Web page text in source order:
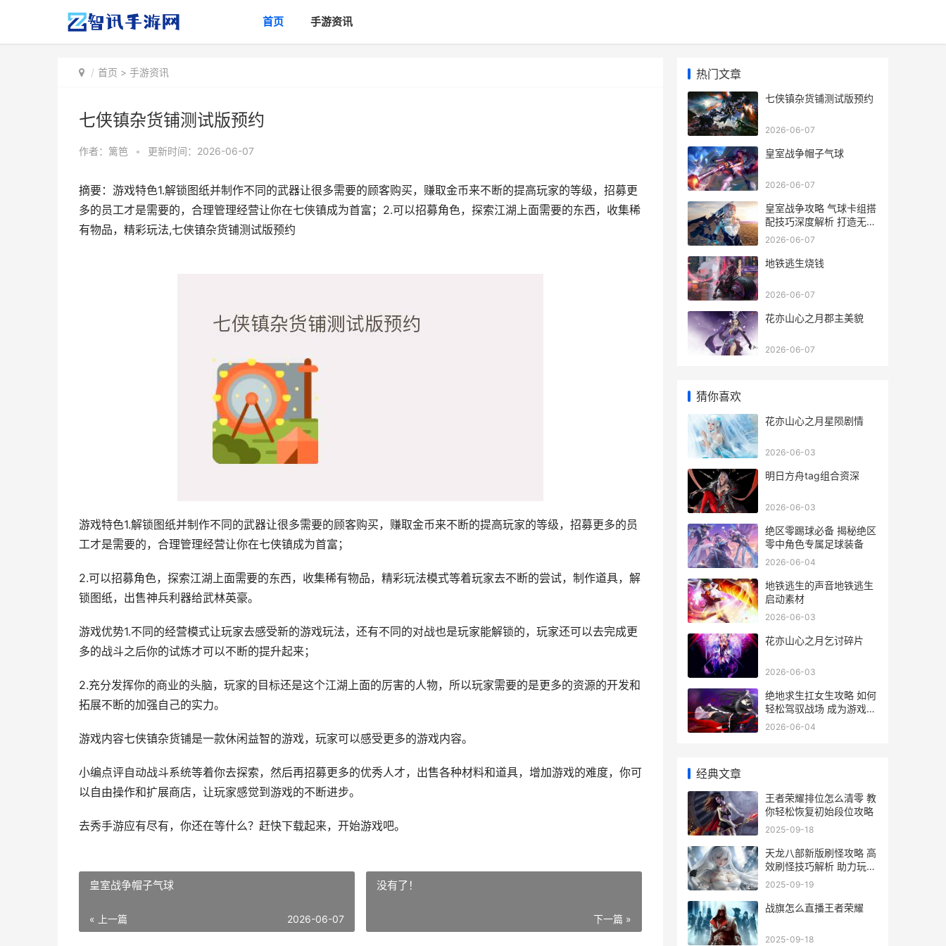
首页 手游资讯
首页 > 手游资讯
七侠镇杂货铺测试版预约
作者： 篱笆 • 更新时间：2026-06-07
摘要：游戏特色1.解锁图纸并制作不同的武器让很多需要的顾客购买，赚取金币来不断的提高玩家的等级，招募更
多的员工才是需要的，合理管理经营让你在七侠镇成为首富；2.可以招募角色，探索江湖上面需要的东西，收集稀
有物品，精彩玩法,七侠镇杂货铺测试版预约
游戏特色1.解锁图纸并制作不同的武器让很多需要的顾客购买，赚取金币来不断的提高玩家的等级，招募更多的员
工才是需要的，合理管理经营让你在七侠镇成为首富；
2.可以招募角色，探索江湖上面需要的东西，收集稀有物品，精彩玩法模式等着玩家去不断的尝试，制作道具，解
锁图纸，出售神兵利器给武林英豪。
游戏优势1.不同的经营模式让玩家去感受新的游戏玩法，还有不同的对战也是玩家能解锁的，玩家还可以去完成更
多的战斗之后你的试炼才可以不断的提升起来；
2.充分发挥你的商业的头脑，玩家的目标还是这个江湖上面的厉害的人物，所以玩家需要的是更多的资源的开发和
拓展不断的加强自己的实力。
游戏内容七侠镇杂货铺是一款休闲益智的游戏，玩家可以感受更多的游戏内容。
小编点评自动战斗系统等着你去探索，然后再招募更多的优秀人才，出售各种材料和道具，增加游戏的难度，你可
以自由操作和扩展商店，让玩家感觉到游戏的不断进步。
去秀手游应有尽有，你还在等什么？赶快下载起来，开始游戏吧。
皇室战争帽子气球
« 上一篇 2026-06-07
没有了！
下一篇 »
热门文章
七侠镇杂货铺测试版预约
2026-06-07
皇室战争帽子气球
2026-06-07
皇室战争攻略 气球卡组搭
配技巧深度解析 打造无敌
防守阵容
2026-06-07
地铁逃生烧钱
2026-06-07
花亦山心之月郡主美貌
2026-06-07
猜你喜欢
花亦山心之月星陨剧情
2026-06-03
明日方舟tag组合资深
2026-06-03
绝区零踢球必备 揭秘绝区
零中角色专属足球装备
2026-06-04
地铁逃生的声音地铁逃生
启动素材
2026-06-03
花亦山心之月乞讨碎片
2026-06-03
绝地求生扛女生攻略 如何
轻松驾驭战场 成为游戏中
的女神搭档
2026-06-04
经典文章
王者荣耀排位怎么清零 教
你轻松恢复初始段位攻略
2025-09-18
天龙八部新版刷怪攻略 高
效刷怪技巧解析 助力玩家
轻松升级
2025-09-19
战旗怎么直播王者荣耀
2025-09-18